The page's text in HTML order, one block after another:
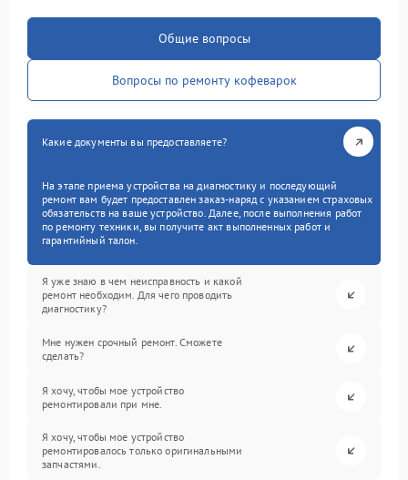
Общие вопросы
Вопросы по ремонту кофеварок
Какие документы вы предоставляете?
На этапе приема устройства на диагностику и последующий
ремонт вам будет предоставлен заказ-наряд с указанием страховых
обязательств на ваше устройство. Далее, после выполнения работ
по ремонту техники, вы получите акт выполненных работ и
гарантийный талон.
Я уже знаю в чем неисправность и какой
ремонт необходим. Для чего проводить
диагностику?
Мне нужен срочный ремонт. Сможете
сделать?
Я хочу, чтобы мое устройство
ремонтировали при мне.
Я хочу, чтобы мое устройство
ремонтировалось только оригинальными
запчастями.